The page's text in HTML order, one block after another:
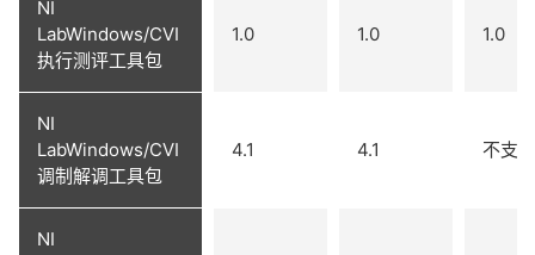
NI
LabWindows/CVI
执行测评工具包
1.0 1.0 1.0
NI
LabWindows/CVI
调制解调工具包
4.1 4.1 不支持
NI